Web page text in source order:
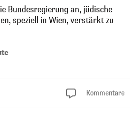
Bundesregierung an, jüdische
speziell in Wien, verstärkt zu
Kommentare